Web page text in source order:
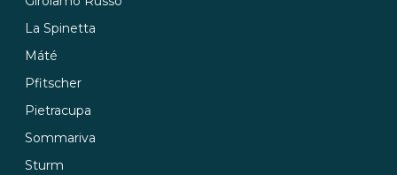
La Spinetta
Máté
Pfitscher
Pietracupa
Sommariva
Sturm